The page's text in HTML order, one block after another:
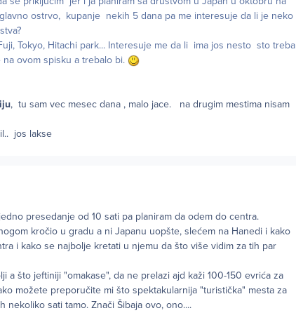
ostrvo, kupanje nekih 5 dana pa me interesuje da li je neko
Tokyo, Hitachi park... Interesuje me da li ima jos nesto sto treba
ovom spisku a trebalo bi.
, tu sam vec mesec dana , malo jace. na drugim mestima nisam
jos lakse
presedanje od 10 sati pa planiram da odem do centra.
kročio u gradu a ni Japanu uopšte, slećem na Hanedi i kako
i kako se najbolje kretati u njemu da što više vidim za tih par
a što jeftiniji "omakase", da ne prelazi ajd kaži 100-150 evrića za
možete preporučite mi što spektakularnija "turistička" mesta za
sati tamo. Znači Šibaja ovo, ono....